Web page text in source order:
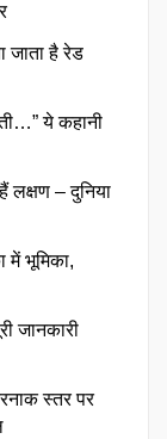
जाता है रेड
ये कहानी
– दुनिया
में भूमिका,
जानकारी
स्तर पर